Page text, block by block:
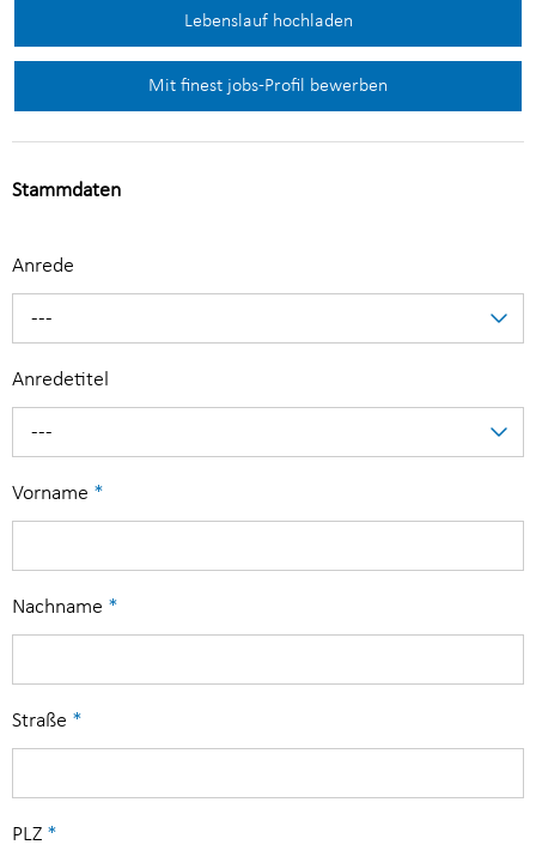
Lebenslauf hochladen
Mit finest jobs-Profil bewerben
Stammdaten
Anrede
---
Anredetitel
---
Vorname *
Nachname *
Straße *
PLZ *